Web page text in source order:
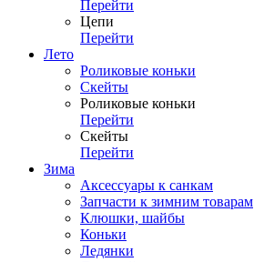
Перейти
Цепи
Перейти
Лето
Роликовые коньки
Скейты
Роликовые коньки
Перейти
Скейты
Перейти
Зима
Аксессуары к санкам
Запчасти к зимним товарам
Клюшки, шайбы
Коньки
Ледянки